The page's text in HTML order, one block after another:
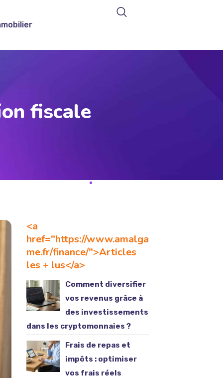
fiscale
<a
href="https://www.amalga
me.fr/finance/">Articles
les + lus</a>
Comment diversifier
vos revenus grâce à
des investissements
dans les cryptomonnaies ?
Frais de repas et
impôts : optimiser
vos frais réels